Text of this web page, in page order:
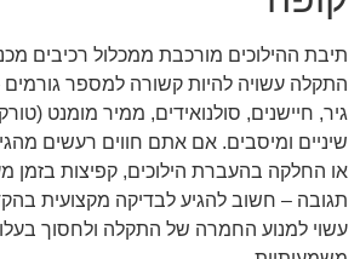
תיבת ההילוכים מורכבת ממכלול רכיבים
התקלה עשויה להיות קשורה למספר גורמים
גיר, חיישנים, סולנואידים, ממיר מומנט
שיניים ומיסבים. אם אתם חווים רעשים
או החלקה בהעברת הילוכים, קפיצות בזמן
תגובה – חשוב להגיע לבדיקה מקצועית
עשוי למנוע החמרה של התקלה ולחסוך